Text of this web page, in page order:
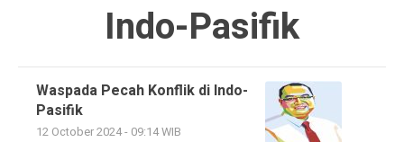
Indo-Pasifik
Waspada Pecah Konflik di Indo-
Pasifik
12 October 2024 - 09:14 WIB